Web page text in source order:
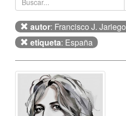
autor: Francisco J. Jariego
etiqueta: España